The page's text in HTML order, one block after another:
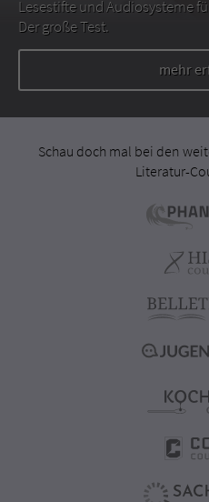
Lesestifte und Audiosysteme
Der große Test.
mehr
Schau doch mal bei den
Literatur-